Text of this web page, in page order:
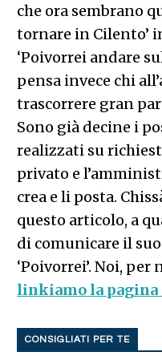
che ora sembrano
tornare in Cilento’
‘Poivorrei andare
pensa invece chi
trascorrere gran
Sono già decine i
realizzati su
privato e
crea e li posta.
questo articolo, a
di comunicare il
‘Poivorrei’. Noi, per
linkiamo la pagina
CONSIGLIATI PER TE